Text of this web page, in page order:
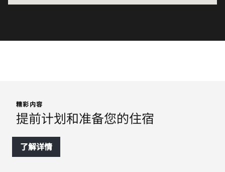
精彩内容
提前计划和准备您的住宿
了解详情